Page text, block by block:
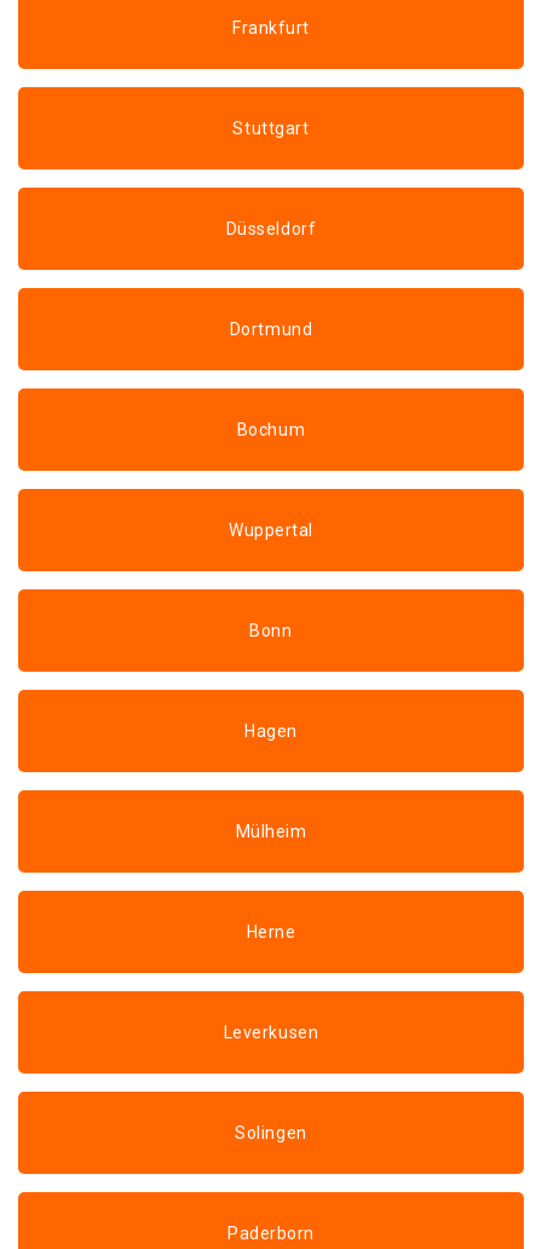
Frankfurt
Stuttgart
Düsseldorf
Dortmund
Bochum
Wuppertal
Bonn
Hagen
Mülheim
Herne
Leverkusen
Solingen
Paderborn